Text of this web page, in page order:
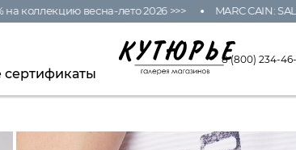
коллекцию весна-лето 2026 >>> MARC CAIN: SALE
8 (800) 234-